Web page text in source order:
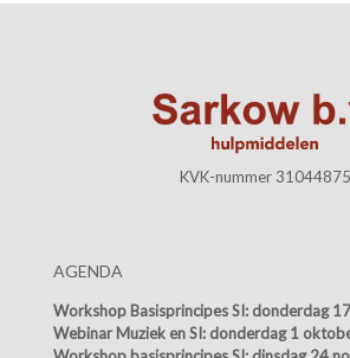
KVK-nummer 31044875
AGENDA
Workshop Basisprincipes SI: donderdag
Webinar Muziek en SI: donderdag 1